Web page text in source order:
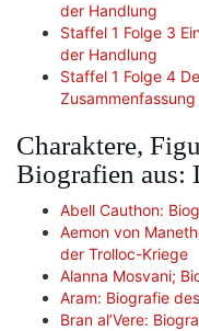
der Handlung
Staffel 1 Folge 3
der Handlung
Staffel 1 Folge 4
Charaktere,
Biografien aus:
Abell Cauthon:
Aemon von
der Trolloc-Kriege
Alanna Mosvani;
Aram: Biografie
Bran al’Vere: